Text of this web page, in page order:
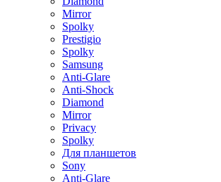
Mirror
Spolky
Prestigio
Spolky
Samsung
Anti-Glare
Anti-Shock
Diamond
Mirror
Privacy
Spolky
Для планшетов
Sony
Anti-Glare